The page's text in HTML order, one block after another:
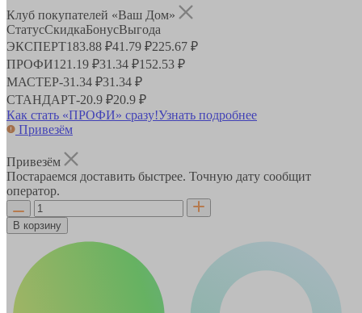
Клуб покупателей «Ваш Дом»
СтатусСкидкаБонусВыгода
ЭКСПЕРТ183.88 ₽41.79 ₽225.67 ₽
ПРОФИ121.19 ₽31.34 ₽152.53 ₽
МАСТЕР-31.34 ₽31.34 ₽
СТАНДАРТ-20.9 ₽20.9 ₽
Как стать «ПРОФИ» сразу!Узнать подробнее
Привезём
Привезём
Постараемся доставить быстрее. Точную дату сообщит
оператор.
В корзину